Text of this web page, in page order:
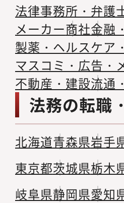
法律事務所・弁護
メーカー商社金融
製薬・ヘルスケア
マスコミ・広告・
不動産・建設流通
法務の転職
北海道青森県岩手
東京都茨城県栃木
岐阜県静岡県愛知